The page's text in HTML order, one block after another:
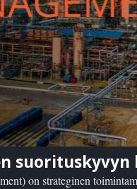
suorituskyvyn
on strateginen